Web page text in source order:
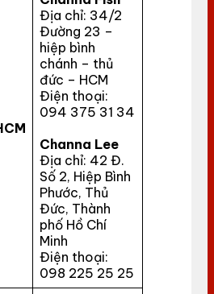
Địa chỉ: 34/2
Đường 23 –
hiệp bình
chánh – thủ
đức – HCM
Điện thoại:
094 375 31 34
Channa Lee
Địa chỉ: 42 Đ.
Số 2, Hiệp Bình
Phước, Thủ
Đức, Thành
phố Hồ Chí
Minh
Điện thoại:
098 225 25 25